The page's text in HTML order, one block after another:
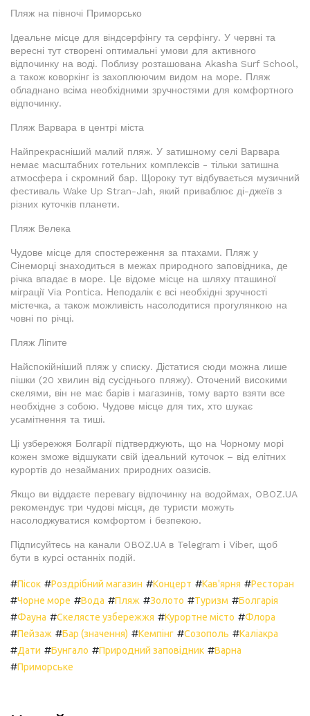
Пляж на півночі Приморсько
Ідеальне місце для віндсерфінгу та серфінгу. У червні та
вересні тут створені оптимальні умови для активного
відпочинку на воді. Поблизу розташована Akasha Surf School,
а також коворкінг із захоплюючим видом на море. Пляж
обладнано всіма необхідними зручностями для комфортного
відпочинку.
Пляж Варвара в центрі міста
Найпрекрасніший малий пляж. У затишному селі Варвара
немає масштабних готельних комплексів - тільки затишна
атмосфера і скромний бар. Щороку тут відбувається музичний
фестиваль Wake Up Stran-Jah, який приваблює ді-джеїв з
різних куточків планети.
Пляж Велека
Чудове місце для спостереження за птахами. Пляж у
Сінеморці знаходиться в межах природного заповідника, де
річка впадає в море. Це відоме місце на шляху пташиної
міграції Via Pontica. Неподалік є всі необхідні зручності
містечка, а також можливість насолодитися прогулянкою на
човні по річці.
Пляж Ліпите
Найспокійніший пляж у списку. Дістатися сюди можна лише
пішки (20 хвилин від сусіднього пляжу). Оточений високими
скелями, він не має барів і магазинів, тому варто взяти все
необхідне з собою. Чудове місце для тих, хто шукає
усамітнення та тиші.
Ці узбережжя Болгарії підтверджують, що на Чорному морі
кожен зможе відшукати свій ідеальний куточок – від елітних
курортів до незайманих природних оазисів.
Якщо ви віддаєте перевагу відпочинку на водоймах, OBOZ.UA
рекомендує три чудові місця, де туристи можуть
насолоджуватися комфортом і безпекою.
Підписуйтесь на канали OBOZ.UA в Telegram і Viber, щоб
бути в курсі останніх подій.
#Пісок #Роздрібний магазин #Концерт #Кав'ярня #Ресторан
#Чорне море #Вода #Пляж #Золото #Туризм #Болгарія
#Фауна #Скелясте узбережжя #Курортне місто #Флора
#Пейзаж #Бар (значення) #Кемпінг #Созополь #Каліакра
#Дати #Бунгало #Природний заповідник #Варна
#Приморське